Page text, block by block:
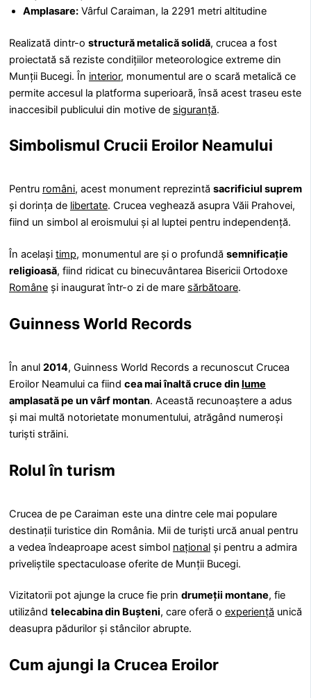
Amplasare: Vârful Caraiman, la 2291 metri altitudine
Realizată dintr-o structură metalică solidă, crucea a fost
proiectată să reziste condițiilor meteorologice extreme din
Munții Bucegi. În interior, monumentul are o scară metalică ce
permite accesul la platforma superioară, însă acest traseu este
inaccesibil publicului din motive de siguranță.
Simbolismul Crucii Eroilor Neamului
Pentru români, acest monument reprezintă sacrificiul suprem
și dorința de libertate. Crucea veghează asupra Văii Prahovei,
fiind un simbol al eroismului și al luptei pentru independență.
În același timp, monumentul are și o profundă semnificație
religioasă, fiind ridicat cu binecuvântarea Bisericii Ortodoxe
Române și inaugurat într-o zi de mare sărbătoare.
Guinness World Records
În anul 2014, Guinness World Records a recunoscut Crucea
Eroilor Neamului ca fiind cea mai înaltă cruce dinlume
amplasată pe un vârf montan. Această recunoaștere a adus
și mai multă notorietate monumentului, atrăgând numeroși
turiști străini.
Rolul în turism
Crucea de pe Caraiman este una dintre cele mai populare
destinații turistice din România. Mii de turiști urcă anual pentru
a vedea îndeaproape acest simbol național și pentru a admira
priveliștile spectaculoase oferite de Munții Bucegi.
Vizitatorii pot ajunge la cruce fie prin drumeții montane, fie
utilizând telecabina din Bușteni, care oferă o experiență unică
deasupra pădurilor și stâncilor abrupte.
Cum ajungi la Crucea Eroilor